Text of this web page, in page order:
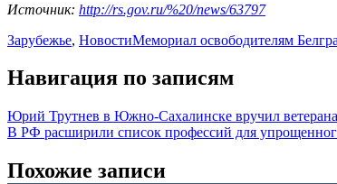
Источник: http://rs.gov.ru/%20/news/63797
Зарубежье, НовостиМемориал освободителям
Навигация по записям
Юрий Трутнев в Южно-Сахалинске вручил
В РФ расширили список профессий для
Похожие записи